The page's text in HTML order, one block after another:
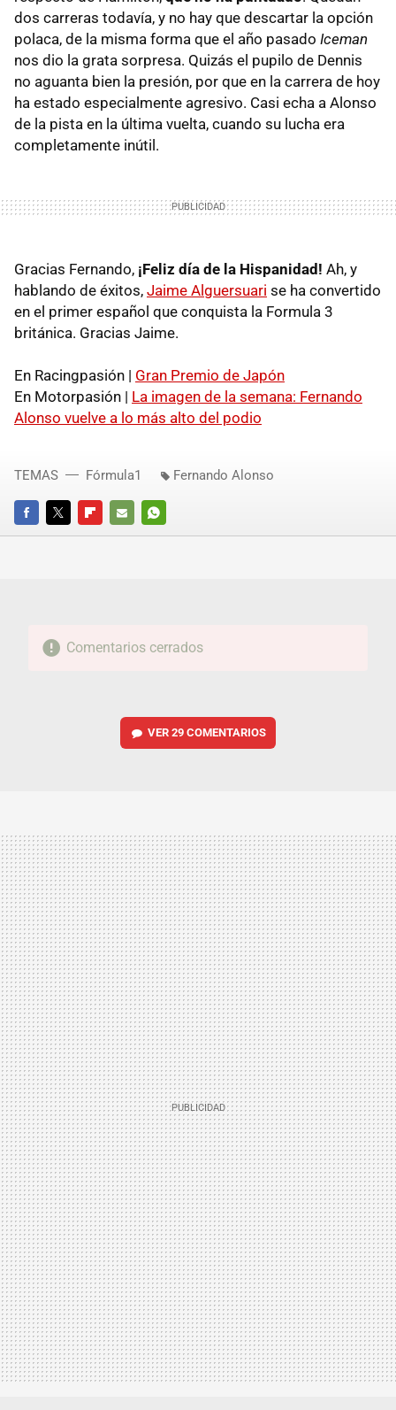
dos carreras todavía, y no hay que descartar la opción
polaca, de la misma forma que el año pasado Iceman
nos dio la grata sorpresa. Quizás el pupilo de Dennis
no aguanta bien la presión, por que en la carrera de hoy
ha estado especialmente agresivo. Casi echa a Alonso
de la pista en la última vuelta, cuando su lucha era
completamente inútil.
Gracias Fernando, ¡Feliz día de la Hispanidad! Ah, y
hablando de éxitos, Jaime Alguersuari se ha convertido
en el primer español que conquista la Formula 3
británica. Gracias Jaime.
En Racingpasión | Gran Premio de Japón
En Motorpasión | La imagen de la semana: Fernando
Alonso vuelve a lo más alto del podio
FACEBOOKTWITTERFLIPBOARD
E-
WHATSAPP
TEMAS Fórmula1 Fernando Alonso
Comentarios cerrados
VER 29 COMENTARIOS